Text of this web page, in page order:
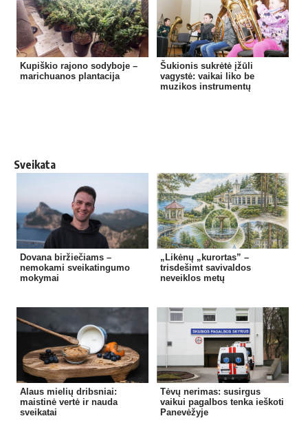
Kupiškio rajono sodyboje –
marichuanos plantacija
Šukionis sukrėtė įžūli
vagystė: vaikai liko be
muzikos instrumentų
Sveikata
Dovana biržiečiams –
nemokami sveikatingumo
mokymai
„Likėnų „kurortas” –
trisdešimt savivaldos
neveiklos metų
Alaus mielių dribsniai:
maistinė vertė ir nauda
sveikatai
Tėvų nerimas: susirgus
vaikui pagalbos tenka ieškoti
Panevėžyje